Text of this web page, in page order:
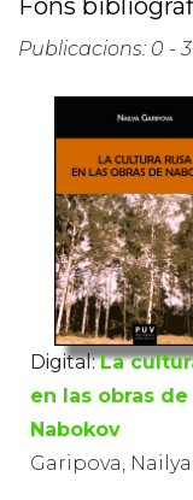
Fons
Publicacions: 0 -
Digital: La
en las obras de
Nabokov
Garipova, Nailya